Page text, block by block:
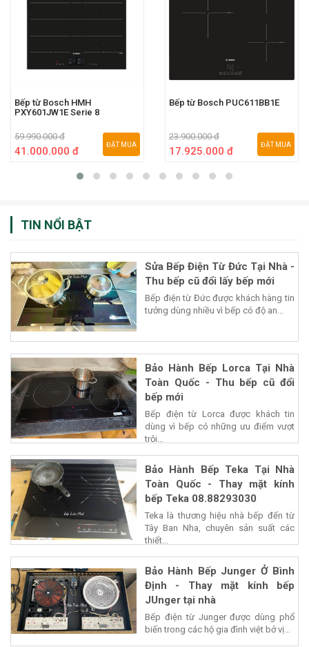
Bếp từ Bosch HMH
PXY601JW1E Serie 8
59.990.000 đ
41.000.000 đ
ĐẶT MUA
Bếp từ Bosch PUC611BB1E
23.900.000 đ
17.925.000 đ
ĐẶT MUA
TIN NỔI BẬT
Sửa Bếp Điện Từ Đức Tại Nhà -
Thu bếp cũ đổi lấy bếp mới
Bếp điện từ Đức được khách hàng tin
tưởng dùng nhiều vì bếp có độ an...
Bảo Hành Bếp Lorca Tại Nhà
Toàn Quốc - Thu bếp cũ đổi
bếp mới
Bếp điện từ Lorca được khách tin
dùng vì bếp có những ưu điểm vượt
trội...
Bảo Hành Bếp Teka Tại Nhà
Toàn Quốc - Thay mặt kính
bếp Teka 08.88293030
Teka là thương hiệu nhà bếp đến từ
Tây Ban Nha, chuyên sản suất các
thiết...
Bảo Hành Bếp Junger Ở Bình
Định - Thay mặt kính bếp
JUnger tại nhà
Bếp điện từ Junger được dùng phổ
biến trong các hộ gia đình việt bở vị...